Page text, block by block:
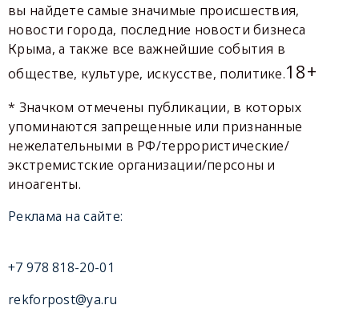
вы найдете самые значимые происшествия,
новости города, последние новости бизнеса
Крыма, а также все важнейшие события в
обществе, культуре, искусстве, политике.18+
* Значком отмечены публикации, в которых
упоминаются запрещенные или признанные
нежелательными в РФ/террористические/
экстремистские организации/персоны и
иноагенты.
Реклама на сайте:
+7 978 818-20-01
rekforpost@ya.ru